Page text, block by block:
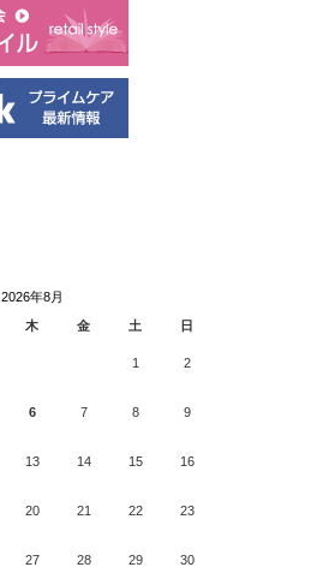
2026年8月
木 金 土 日
1 2
6 7 8 9
13 14 15 16
20 21 22 23
27 28 29 30